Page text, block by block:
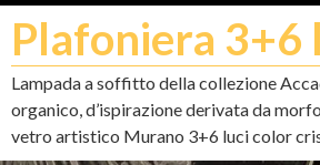
Plafoniera 3+6
Lampada a soffitto della collezione
organico, d’ispirazione derivata da
vetro artistico Murano 3+6 luci color